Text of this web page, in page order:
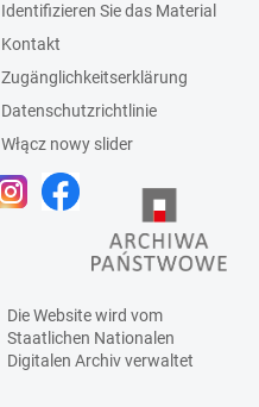
Identifizieren Sie das Material
Kontakt
Zugänglichkeitserklärung
Datenschutzrichtlinie
Włącz nowy slider
Die Website wird vom
Staatlichen Nationalen
Digitalen Archivverwaltet